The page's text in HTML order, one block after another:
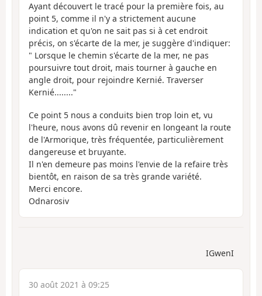
Ayant découvert le tracé pour la première fois, au
point 5, comme il n'y a strictement aucune
indication et qu'on ne sait pas si à cet endroit
précis, on s'écarte de la mer, je suggère d'indiquer:
" Lorsque le chemin s'écarte de la mer, ne pas
poursuivre tout droit, mais tourner à gauche en
angle droit, pour rejoindre Kernié. Traverser
Kernié........"
Ce point 5 nous a conduits bien trop loin et, vu
l'heure, nous avons dû revenir en longeant la route
de l'Armorique, très fréquentée, particulièrement
dangereuse et bruyante.
Il n'en demeure pas moins l'envie de la refaire très
bientôt, en raison de sa très grande variété.
Merci encore.
Odnarosiv
IGwenI
30 août 2021 à 09:25